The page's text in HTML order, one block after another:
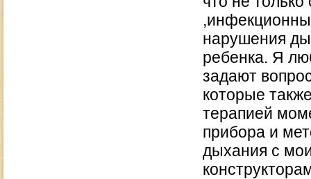
нарушения
ребенка. Я
задают
которые
терапией
прибора и
дыхания с